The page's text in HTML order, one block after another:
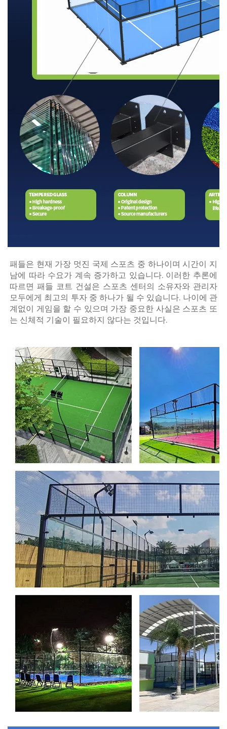
패들은 현재 가장 멋진 국제 스포츠 중 하나이며 시간이 지
남에 따라 수요가 계속 증가하고 있습니다. 이러한 추론에
따르면 패들 코트 건설은 스포츠 센터의 소유자와 관리자
모두에게 최고의 투자 중 하나가 될 수 있습니다. 나이에 관
계없이 게임을 할 수 있으며 가장 중요한 사실은 스포츠 또
는 신체적 기술이 필요하지 않다는 것입니다.